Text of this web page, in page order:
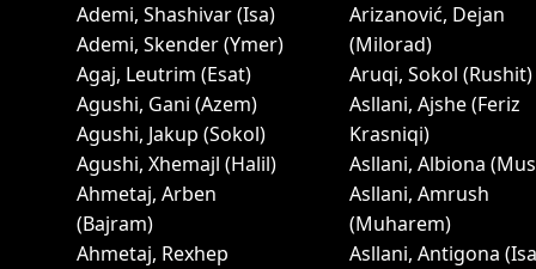
Ademi, Shashivar (Isa)
Ademi, Skender (Ymer)
Agaj, Leutrim (Esat)
Agushi, Gani (Azem)
Agushi, Jakup (Sokol)
Agushi, Xhemajl (Halil)
Ahmetaj, Arben
(Bajram)
Ahmetaj, Rexhep
Arizanović, Dejan
(Milorad)
Aruqi, Sokol (Rushit)
Asllani, Ajshe (Feriz
Krasniqi)
Asllani, Albiona
Asllani, Amrush
(Muharem)
Asllani, Antigona